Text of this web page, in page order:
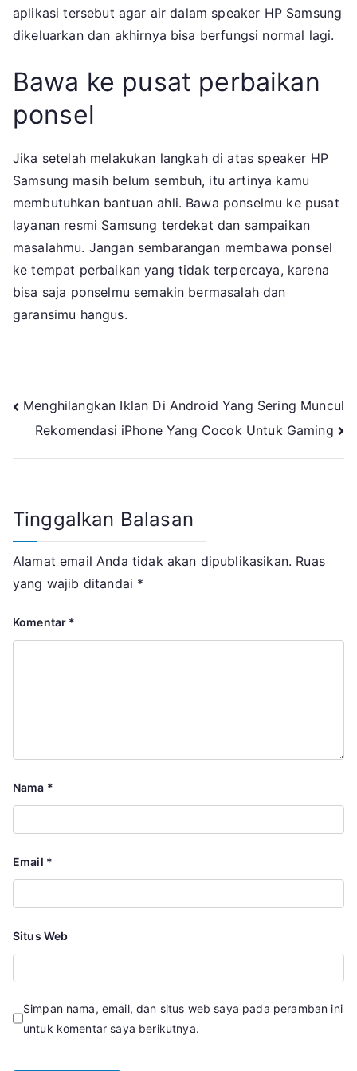
aplikasi tersebut agar air dalam speaker HP Samsung
dikeluarkan dan akhirnya bisa berfungsi normal lagi.
Bawa ke pusat perbaikan
ponsel
Jika setelah melakukan langkah di atas speaker HP
Samsung masih belum sembuh, itu artinya kamu
membutuhkan bantuan ahli. Bawa ponselmu ke pusat
layanan resmi Samsung terdekat dan sampaikan
masalahmu. Jangan sembarangan membawa ponsel
ke tempat perbaikan yang tidak terpercaya, karena
bisa saja ponselmu semakin bermasalah dan
garansimu hangus.
Navigasi
pos
Menghilangkan Iklan Di Android Yang Sering Muncul
Rekomendasi iPhone Yang Cocok Untuk Gaming
Tinggalkan Balasan
Alamat email Anda tidak akan dipublikasikan. Ruas
yang wajib ditandai *
Komentar *
Nama *
Email *
Situs Web
Simpan nama, email, dan situs web saya pada peramban ini
untuk komentar saya berikutnya.